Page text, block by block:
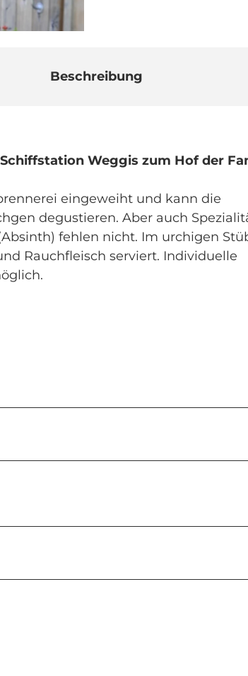
Beschreibung
Weggis zum Hof der
eingeweiht und kann die
degustieren. Aber auch
fehlen nicht. Im urchigen
Rauchfleisch serviert. Individuelle